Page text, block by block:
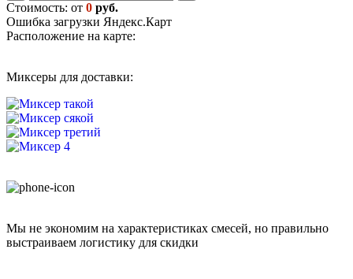
Стоимость: от 0 руб.
Ошибка загрузки Яндекс.Карт
Расположение на карте:
Миксеры для доставки:
Мы не экономим на характеристиках смесей, но правильно
выстраиваем логистику для скидки